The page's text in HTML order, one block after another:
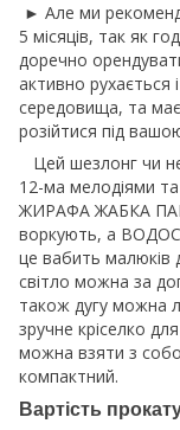
► Але ми
5 місяців, так як
доречно
активно рухається
середовища, та має
розійтися під
Цей шезлонг чи
12-ма мелодіями
ЖИРАФА ЖАБКА
воркують, а
це вабить малюків
світло можна за
також дугу можна
зручне кріселко
можна взяти з
компактний.
Вартість